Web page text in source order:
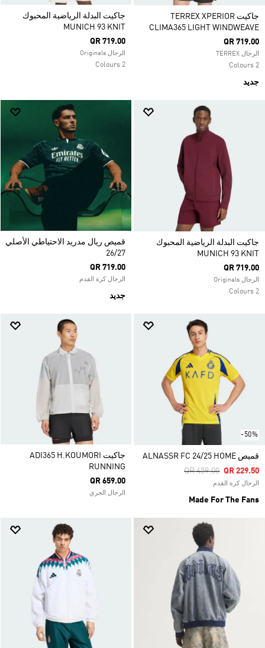
جاكيت TERREX XPERIOR
CLIMA365 LIGHT WINDWEAVE
QR 719.00
الرجال TERREX
2 Colours
جديد
جاكيت البدلة الرياضية المحبوك
MUNICH 93 KNIT
QR 719.00
الرجال Originals
2 Colours
جاكيت البدلة الرياضية المحبوك
MUNICH 93 KNIT
QR 719.00
الرجال Originals
2 Colours
قميص ريال مدريد الاحتياطي الأصلي
26/27
QR 719.00
الرجال كرة القدم
جديد
-50%
قميص ALNASSR FC 24/25 HOME
Price Reduced From
QR 459.00ToQR 229.50
الرجال كرة القدم
Made For The Fans
جاكيت ADI365 H.KOUMORI
RUNNING
QR 659.00
الرجال الجري